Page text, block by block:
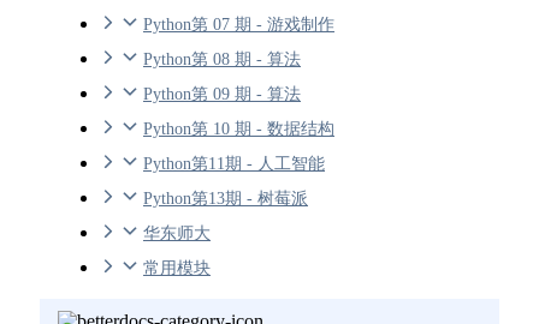
Python第 07 期 - 游戏制作
Python第 08 期 - 算法
Python第 09 期 - 算法
Python第 10 期 - 数据结构
Python第11期 - 人工智能
Python第13期 - 树莓派
华东师大
常用模块